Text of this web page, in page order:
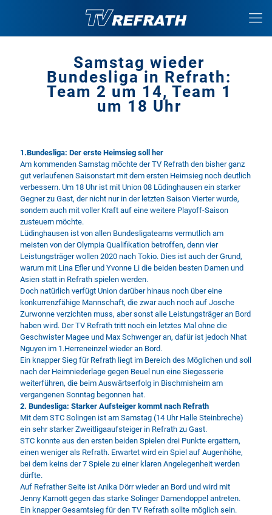
Samstag wieder
Bundesliga in Refrath:
Team 2 um 14, Team 1
um 18 Uhr
1.Bundesliga: Der erste Heimsieg soll her
Am kommenden Samstag möchte der TV Refrath den bisher ganz
gut verlaufenen Saisonstart mit dem ersten Heimsieg noch deutlich
verbessern. Um 18 Uhr ist mit Union 08 Lüdinghausen ein starker
Gegner zu Gast, der nicht nur in der letzten Saison Vierter wurde,
sondern auch mit voller Kraft auf eine weitere Playoff-Saison
zusteuern möchte.
Lüdinghausen ist von allen Bundesligateams vermutlich am
meisten von der Olympia Qualifikation betroffen, denn vier
Leistungsträger wollen 2020 nach Tokio. Dies ist auch der Grund,
warum mit Lina Efler und Yvonne Li die beiden besten Damen und
Asien statt in Refrath spielen werden.
Doch natürlich verfügt Union darüber hinaus noch über eine
konkurrenzfähige Mannschaft, die zwar auch noch auf Josche
Zurwonne verzichten muss, aber sonst alle Leistungsträger an Bord
haben wird. Der TV Refrath tritt noch ein letztes Mal ohne die
Geschwister Magee und Max Schwenger an, dafür ist jedoch Nhat
Nguyen im 1.Herreneinzel wieder an Bord.
Ein knapper Sieg für Refrath liegt im Bereich des Möglichen und soll
nach der Heimniederlage gegen Beuel nun eine Siegesserie
weiterführen, die beim Auswärtserfolg in Bischmisheim am
vergangenen Sonntag begonnen hat.
2. Bundesliga: Starker Aufsteiger kommt nach Refrath
Mit dem STC Solingen ist am Samstag (14 Uhr Halle Steinbreche)
ein sehr starker Zweitligaaufsteiger in Refrath zu Gast.
STC konnte aus den ersten beiden Spielen drei Punkte ergattern,
einen weniger als Refrath. Erwartet wird ein Spiel auf Augenhöhe,
bei dem keins der 7 Spiele zu einer klaren Angelegenheit werden
dürfte.
Auf Refrather Seite ist Anika Dörr wieder an Bord und wird mit
Jenny Karnott gegen das starke Solinger Damendoppel antreten.
Ein knapper Gesamtsieg für den TV Refrath sollte möglich sein.